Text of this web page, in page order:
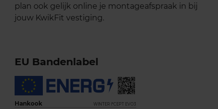
plan ook gelijk online je montageafspraak in bij
jouw KwikFit vestiging.
EU Bandenlabel
Hankook WINTER I*CEPT EVO3